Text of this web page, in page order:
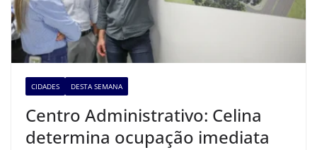
CIDADES DESTA SEMANA
Centro Administrativo: Celina
determina ocupação imediata